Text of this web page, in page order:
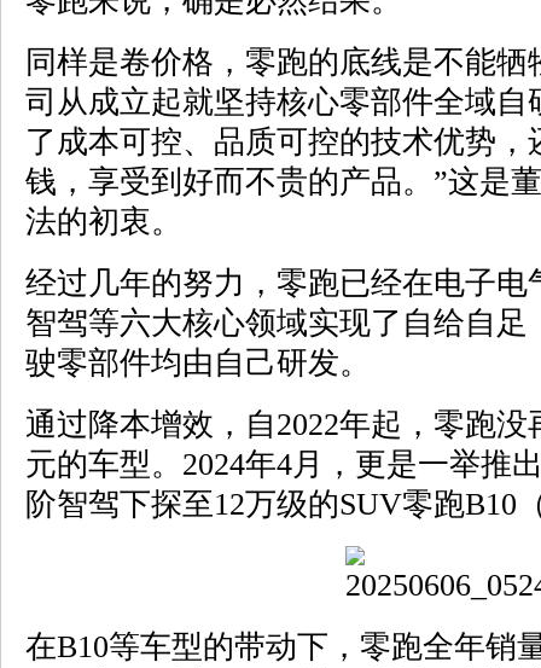
同样是卷价格，零跑的底线是不能
司从成立起就坚持核心零部件全域自
了成本可控、品质可控的技术优势
钱，享受到好而不贵的产品。”这是
法的初衷。
经过几年的努力，零跑已经在电子
智驾等六大核心领域实现了自给自足
驶零部件均由自己研发。
通过降本增效，自2022年起，零跑
元的车型。2024年4月，更是一举推
阶智驾下探至12万级的SUV零跑B10
在B10等车型的带动下，零跑全年销